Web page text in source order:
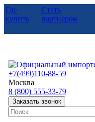
Где
купить
Стать
партнером
+7(499)110-88-59
Москва
8 (800) 555-33-79
Заказать звонок